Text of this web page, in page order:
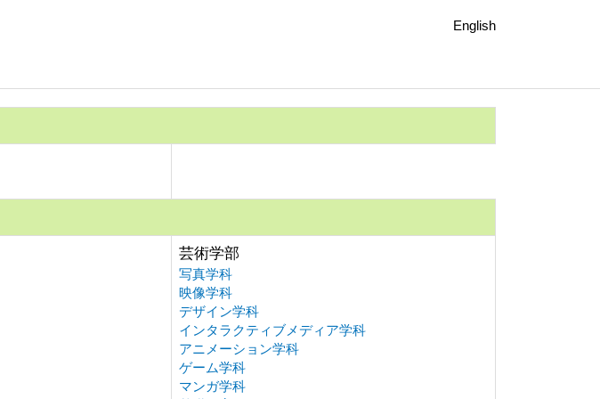
English
芸術学部
写真学科
映像学科
デザイン学科
インタラクティブメディア学科
アニメーション学科
ゲーム学科
マンガ学科